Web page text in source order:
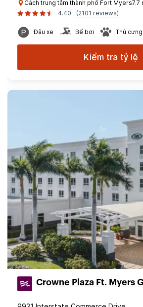
Cách trung tâm thành phố Fort Myers7.7
4.40
(2101 reviews)
Đậu xe Bể bơi Thú
Kiểm tra tỷ lệ
Crowne Plaza Ft. Myers